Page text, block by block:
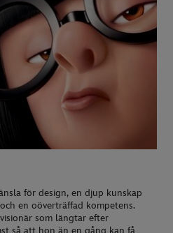
för design, en djup kunskap
en oöverträffad kompetens.
som längtar efter
så att hon än en gång kan få